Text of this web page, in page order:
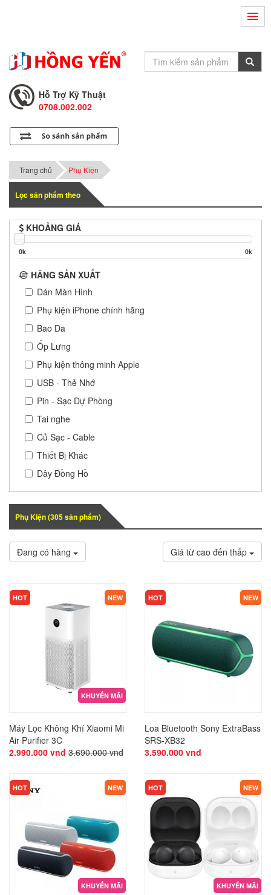
Tư Vấn Bán Hàng
Hỗ Trợ Kỹ Thuật
0708.002.002
0708.001.001
Trang chủ Phụ Kiện
Lọc sản phẩm theo
KHOẢNG GIÁ
0k 0k
HÃNG SẢN XUẤT
Dán Màn Hình
Phụ kiện iPhone chính hãng
Bao Da
Ốp Lưng
Phụ kiện thông minh Apple
USB - Thẻ Nhớ
Pin - Sạc Dự Phòng
Tai nghe
Củ Sạc - Cable
Thiết Bị Khác
Dây Đồng Hồ
Phụ Kiện (305 sản phẩm)
Đang có hàng Giá từ cao đến thấp
KHUYẾN MÃI
HOT NEW
Máy Lọc Không Khí Xiaomi Mi
Air Purifier 3C
2.990.000 vnđ 3.690.000 vnđ
HOT NEW
Loa Bluetooth Sony ExtraBass
SRS-XB32
3.590.000 vnđ
KHUYẾN MÃI
HOT NEW
KHUYẾN MÃI
HOT NEW